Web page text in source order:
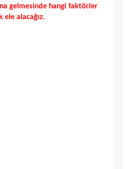
gelmesinde hangi faktörler
ele alacağız.